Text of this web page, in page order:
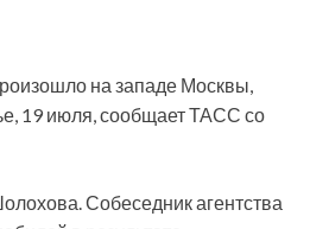
на западе Москвы,
19 июля, сообщает ТАСС со
Собеседник агентства